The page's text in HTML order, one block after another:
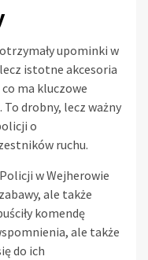
upominki w
istotne akcesoria
ma kluczowe
drobny, lecz ważny
o
ruchu.
w Wejherowie
ale także
komendę
ale także
do ich